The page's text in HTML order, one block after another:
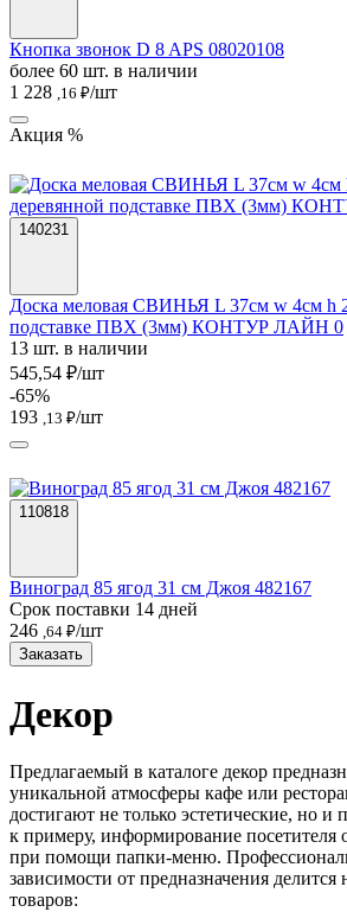
Кнопка звонок D 8 APS 08020108
более 60 шт. в наличии
1 228 ,16 ₽/шт
Акция %
140231
Доска меловая СВИНЬЯ L 37см w 4см h
подставке ПВХ (3мм) КОНТУР ЛАЙН 0
13 шт. в наличии
545,54 ₽/шт
-65%
193 ,13 ₽/шт
110818
Виноград 85 ягод 31 см Джоя 482167
Срок поставки 14 дней
246 ,64 ₽/шт
Заказать
Декор
Предлагаемый в каталоге декор
уникальной атмосферы кафе или
достигают не только эстетические, но
к примеру, информирование посетителя
при помощи папки-меню.
зависимости от предназначения делится
товаров: